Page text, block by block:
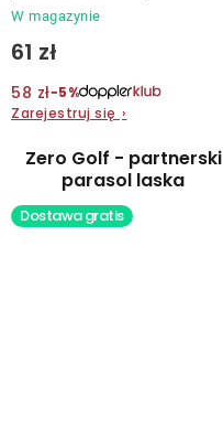
W magazynie
61 zł
58 zł−5%
Zarejestruj się ›
Zero Golf - partnerski
parasol laska
Dostawa gratis